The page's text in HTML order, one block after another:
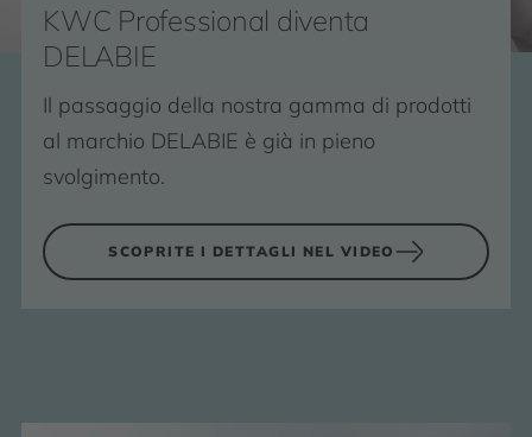
KWC Professional diventa
DELABIE
Il passaggio della nostra gamma di prodotti
al marchio DELABIE è già in pieno
svolgimento.
SCOPRITE I DETTAGLI NEL VIDEO